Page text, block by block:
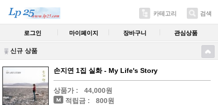
카테고리 검색
로그인 마이페이지 장바구니 관심상품
신규 상품
손지연 1집 실화 - My Life's Story
상품가 :
44,000원
적립금 :
800원